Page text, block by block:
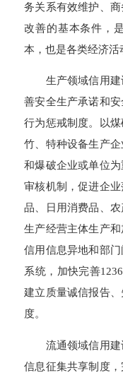
务关系有效维护、
改善的基本条件，
本，也是各类经济
生产领域信用建
善安全生产承诺和
行为惩戒制度。以
竹、特种设备生产
和爆破企业或单位
审核机制，促进企
品、日用消费品、
生产经营主体生产
信用信息异地和部
系统，加快完善
建立质量诚信报告
度。
流通领域信用建
信息征集共享制度